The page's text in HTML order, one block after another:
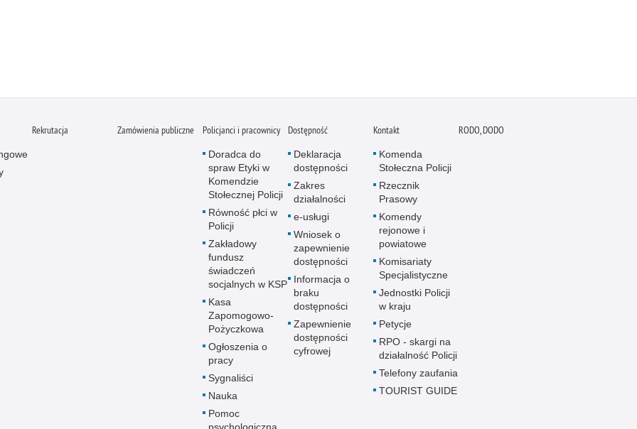
Rekrutacja Zamówienia publiczne Policjanci i pracownicy
Doradca do
spraw Etyki w
Komendzie
Stołecznej Policji
Równość płci w
Policji
Zakładowy
fundusz
świadczeń
socjalnych w KSP
Kasa
Zapomogowo-
Pożyczkowa
Ogłoszenia o
pracy
Sygnaliści
Nauka
Pomoc
psychologiczna
Dostępność
Deklaracja
dostępności
Zakres
działalności
e-usługi
Wniosek o
zapewnienie
dostępności
Informacja o
braku
dostępności
Zapewnienie
dostępności
cyfrowej
Kontakt
Komenda
Stołeczna Policji
Rzecznik
Prasowy
Komendy
rejonowe i
powiatowe
Komisariaty
Specjalistyczne
Jednostki Policji
w kraju
Petycje
RPO - skargi na
działalność Policji
Telefony zaufania
TOURIST GUIDE
RODO, DODO